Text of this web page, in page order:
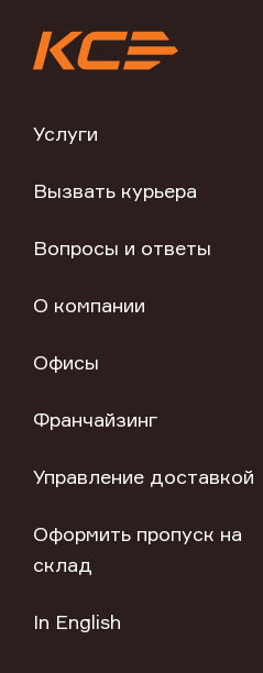
Услуги
Вызвать курьера
Вопросы и ответы
О компании
Офисы
Франчайзинг
Управление доставкой
Оформить пропуск на
склад
In English